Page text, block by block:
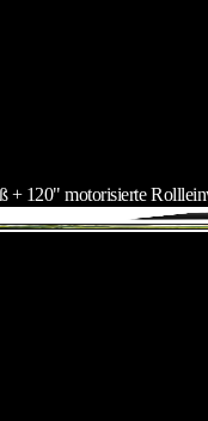
120" motorisierte